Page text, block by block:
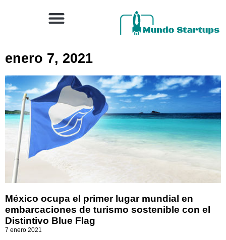
enero 7, 2021
México ocupa el primer lugar mundial en
embarcaciones de turismo sostenible con el
Distintivo Blue Flag
7 enero 2021